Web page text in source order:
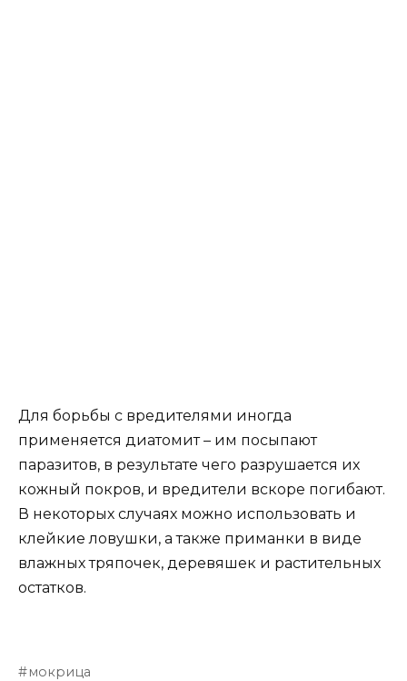
Для борьбы с вредителями иногда
применяется диатомит – им посыпают
паразитов, в результате чего разрушается их
кожный покров, и вредители вскоре погибают.
В некоторых случаях можно использовать и
клейкие ловушки, а также приманки в виде
влажных тряпочек, деревяшек и растительных
остатков.
мокрица